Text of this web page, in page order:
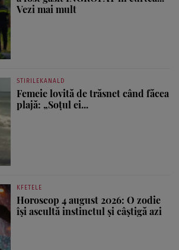
Vezi mai mult
STIRILEKANALD
Femeie lovită de trăsnet când făcea
plajă: „Soțul ei...
KFETELE
Horoscop 4 august 2026: O zodie
își ascultă instinctul și câștigă azi